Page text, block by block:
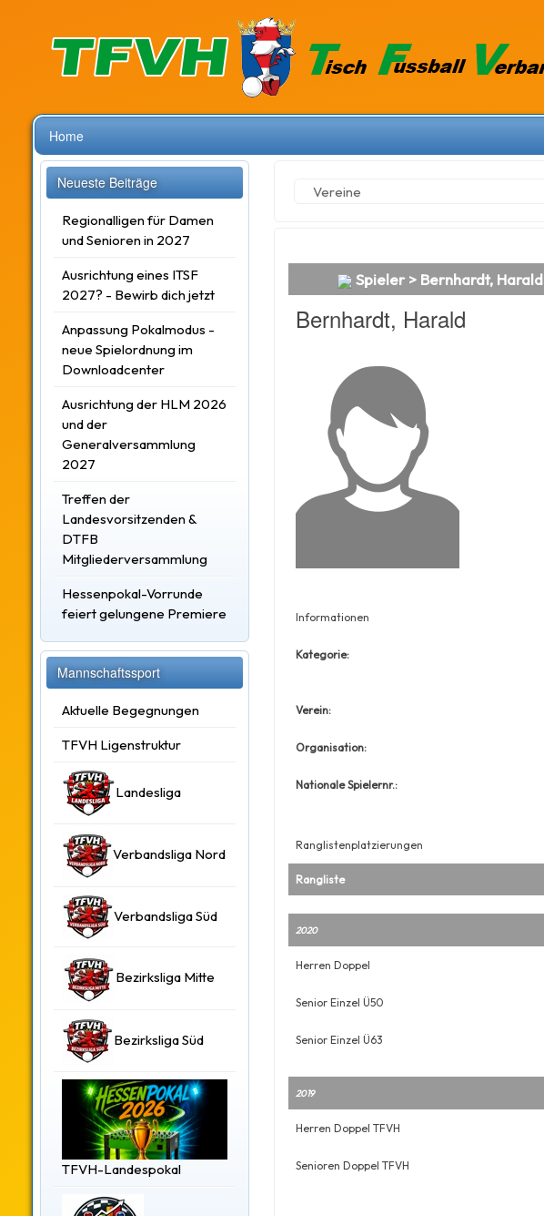
Home
Neueste Beiträge
Regionalligen für Damen
und Senioren in 2027
Ausrichtung eines ITSF
2027? - Bewirb dich jetzt
Anpassung Pokalmodus -
neue Spielordnung im
Downloadcenter
Ausrichtung der HLM 2026
und der
Generalversammlung
2027
Treffen der
Landesvorsitzenden &
DTFB
Mitgliederversammlung
Hessenpokal-Vorrunde
feiert gelungene Premiere
Mannschaftssport
Aktuelle Begegnungen
TFVH Ligenstruktur
Landesliga
Verbandsliga Nord
Verbandsliga Süd
Bezirksliga Mitte
Bezirksliga Süd
TFVH-Landespokal
Vereine
Spieler > Bernhardt, Harald
Bernhardt, Harald
Informationen
Kategorie:
Verein:
Organisation:
Nationale Spielernr.:
Ranglistenplatzierungen
Rangliste
2020
Herren Doppel
Senior Einzel Ü50
Senior Einzel Ü63
2019
Herren Doppel TFVH
Senioren Doppel TFVH